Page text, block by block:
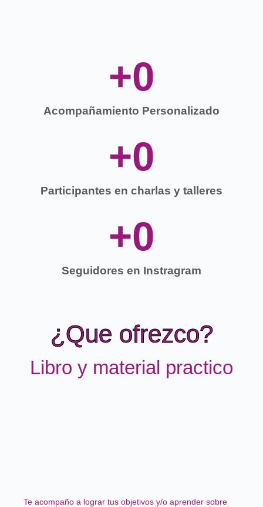
Acompañamiento Personalizado
+0
Participantes en charlas y talleres​
+0
Seguidores en Instragram
+0
¿Que ofrezco?
Libro y material practico
Te acompaño a lograr tus objetivos y/o aprender sobre